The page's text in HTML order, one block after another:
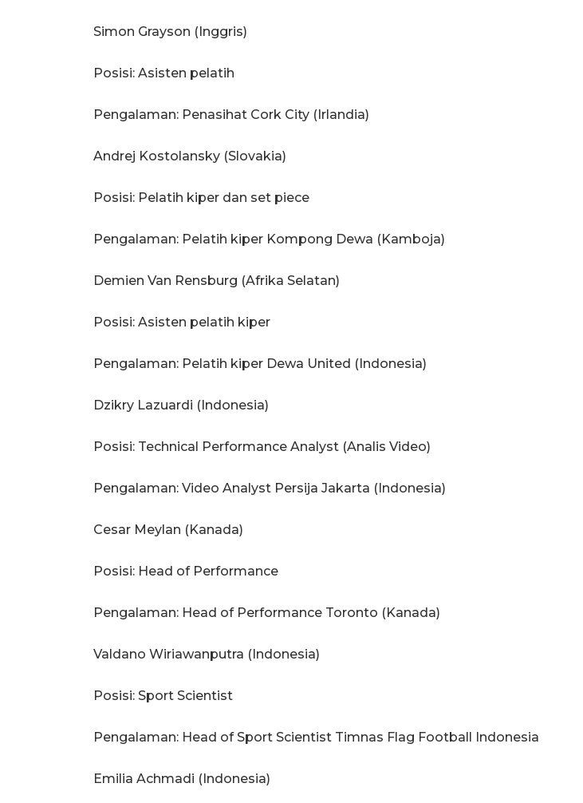
Simon Grayson (Inggris)
Posisi: Asisten pelatih
Pengalaman: Penasihat Cork City (Irlandia)
Andrej Kostolansky (Slovakia)
Posisi: Pelatih kiper dan set piece
Pengalaman: Pelatih kiper Kompong Dewa (Kamboja)
Demien Van Rensburg (Afrika Selatan)
Posisi: Asisten pelatih kiper
Pengalaman: Pelatih kiper Dewa United (Indonesia)
Dzikry Lazuardi (Indonesia)
Posisi: Technical Performance Analyst (Analis Video)
Pengalaman: Video Analyst Persija Jakarta (Indonesia)
Cesar Meylan (Kanada)
Posisi: Head of Performance
Pengalaman: Head of Performance Toronto (Kanada)
Valdano Wiriawanputra (Indonesia)
Posisi: Sport Scientist
Pengalaman: Head of Sport Scientist Timnas Flag Football Indonesia
Emilia Achmadi (Indonesia)